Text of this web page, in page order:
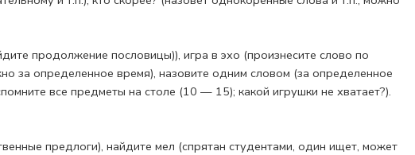
продолжение пословицы)), игра в эхо (произнесите слово по
за определенное время), назовите одним словом (за определенное
все предметы на столе (10 — 15); какой игрушки не хватает?).
предлоги), найдите мел (спрятан студентами, один ищет, может